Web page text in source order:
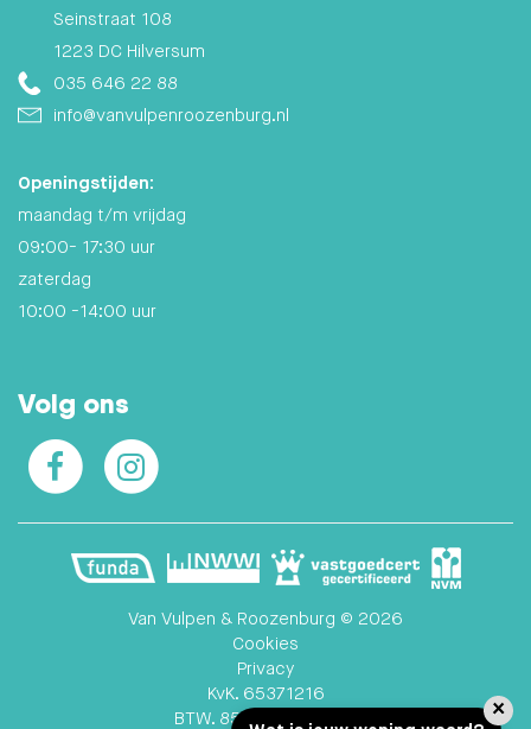
Seinstraat 108
1223 DC Hilversum
035 646 22 88
info@vanvulpenroozenburg.nl
Openingstijden:
maandag t/m vrijdag
09:00- 17:30 uur
zaterdag
10:00 -14:00 uur
Volg ons
Facebook
Van Vulpen & Roozenburg © 2026
Cookies
Privacy
KvK. 65371216
BTW. 856.084.876B01
×